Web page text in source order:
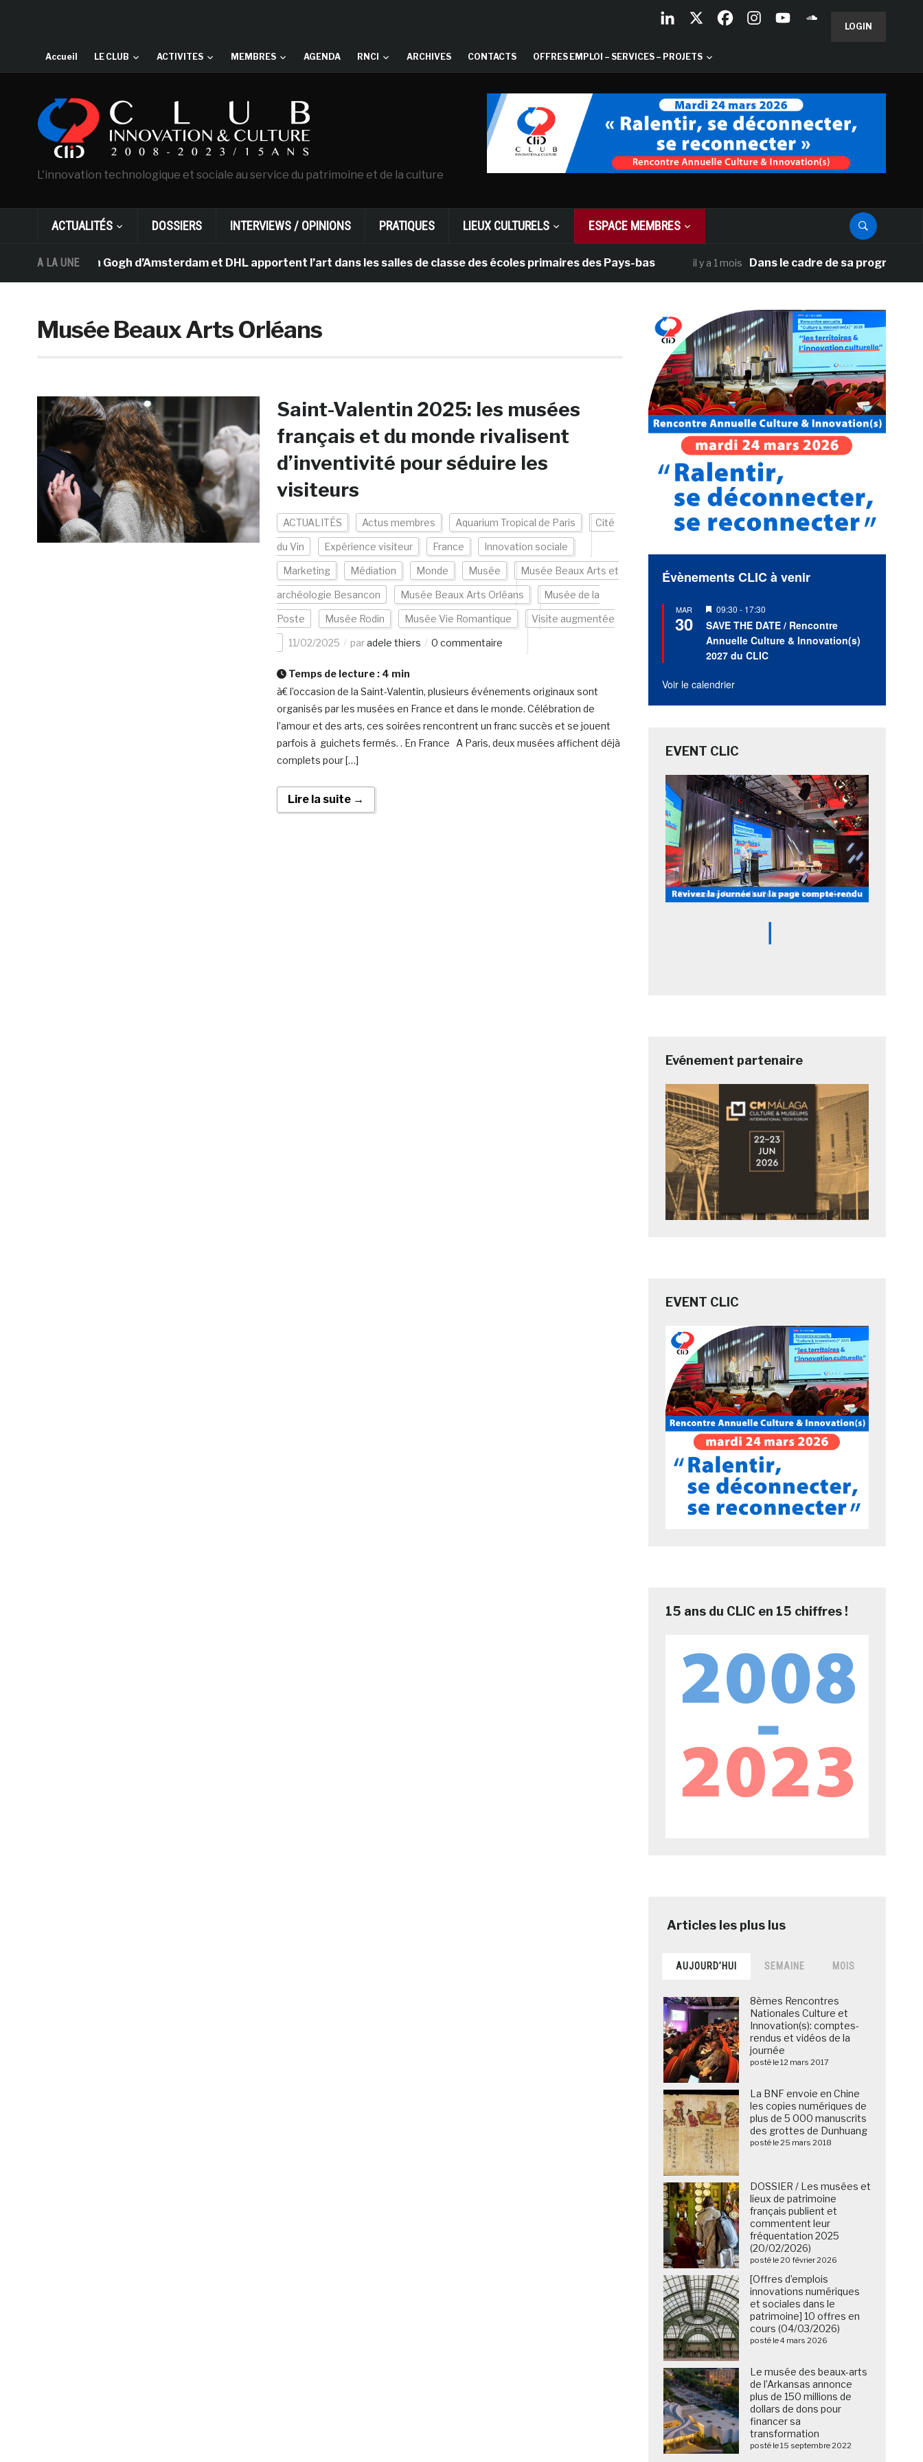
LOGIN
Accueil LE CLUB ACTIVITES MEMBRES AGENDA RNCI ARCHIVES CONTACTS OFFRES EMPLOI – SERVICES – PROJETS
L'innovation technologique et sociale au service du patrimoine et de la culture
ACTUALITÉS DOSSIERS INTERVIEWS / OPINIONS PRATIQUES LIEUX CULTURELS ESPACE MEMBRES
A LA UNE
musée Van Gogh d’Amsterdam et DHL apportent l’art dans les salles de classe des écoles primaires des Pays-bas il y a 1 mois Dans le cadre de sa programmation
Musée Beaux Arts Orléans
Saint-Valentin 2025: les musées
français et du monde rivalisent
d’inventivité pour séduire les
visiteurs
ACTUALITÉS Actus membres Aquarium Tropical de Paris Cité
du Vin Expérience visiteur France Innovation sociale
Marketing Médiation Monde Musée Musée Beaux Arts et
archéologie Besancon Musée Beaux Arts Orléans Musée de la
Poste Musée Rodin Musée Vie Romantique Visite augmentée
11/02/2025 paradele thiers 0 commentaire
Temps de lecture : 4 min
à€ l’occasion de la Saint-Valentin, plusieurs événements originaux sont
organisés par les musées en France et dans le monde. Célébration de
l’amour et des arts, ces soirées rencontrent un franc succès et se jouent
parfois à guichets fermés. . En France A Paris, deux musées affichent déjà
complets pour […]
Lire la suite →
Évènements CLIC à venir
MAR
30
Mis
en
avant
09:30 - 17:30
SAVE THE DATE / Rencontre
Annuelle Culture & Innovation(s)
2027 du CLIC
Voir le calendrier
EVENT CLIC
Evénement partenaire
EVENT CLIC
15 ans du CLIC en 15 chiffres !
AUJOURD’HUI SEMAINE MOIS
8èmes Rencontres
Nationales Culture et
Innovation(s): comptes-
rendus et vidéos de la
journée
posté le 12 mars 2017
La BNF envoie en Chine
les copies numériques de
plus de 5 000 manuscrits
des grottes de Dunhuang
posté le 25 mars 2018
DOSSIER / Les musées et
lieux de patrimoine
français publient et
commentent leur
fréquentation 2025
(20/02/2026)
posté le 20 février 2026
[Offres d’emplois
innovations numériques
et sociales dans le
patrimoine] 10 offres en
cours (04/03/2026)
posté le 4 mars 2026
Le musée des beaux-arts
de l’Arkansas annonce
plus de 150 millions de
dollars de dons pour
financer sa
transformation
posté le 15 septembre 2022